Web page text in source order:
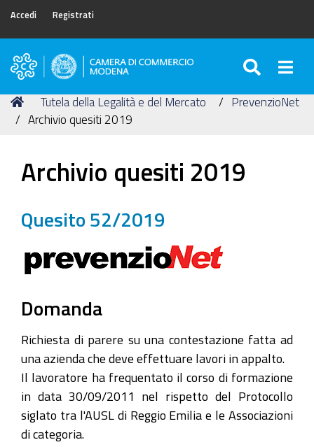
Accedi Registrati
Camera
Commercio
di
Tu
sei
Home
Tutela della Legalità e del Mercato
PrevenzioNet
Archivio quesiti 2019
Archivio quesiti 2019
Quesito 52/2019
Domanda
Richiesta di parere su una contestazione fatta ad
una azienda che deve effettuare lavori in appalto.
Il lavoratore ha frequentato il corso di formazione
in data 30/09/2011 nel rispetto del Protocollo
siglato tra l'AUSL di Reggio Emilia e le Associazioni
di categoria.